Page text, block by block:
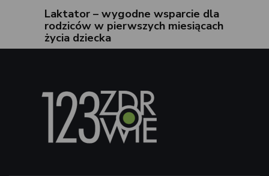
Laktator – wygodne wsparcie dla
rodziców w pierwszych miesiącach
życia dziecka